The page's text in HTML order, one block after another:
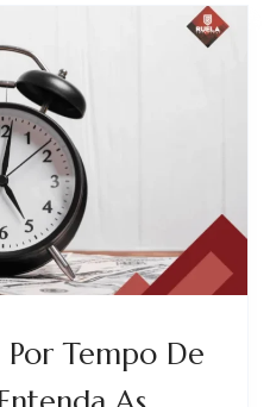
Tempo De